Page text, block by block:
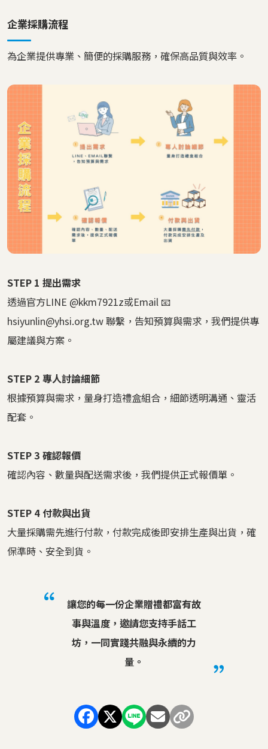
企業採購流程
為企業提供專業、簡便的採購服務，確保高品質與效率。
STEP 1 提出需求
透過官方LINE @kkm7921z或Email 📧
hsiyunlin@yhsi.org.tw聯繫，告知預算與需求，我們提供專
屬建議與方案。
STEP 2 專人討論細節
根據預算與需求，量身打造禮盒組合，細節透明溝通、靈活
配套。
STEP 3 確認報價
確認內容、數量與配送需求後，我們提供正式報價單。
STEP 4 付款與出貨
大量採購需先進行付款，付款完成後即安排生產與出貨，確
保準時、安全到貨。
讓您的每一份企業贈禮都富有故
事與溫度，邀請您支持手話工
坊，一同實踐共融與永續的力
量。